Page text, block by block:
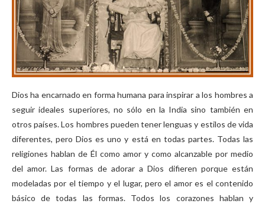
Dios ha encarnado en forma humana para inspirar a los hombres a
seguir ideales superiores, no sólo en la India sino también en
otros países. Los hombres pueden tener lenguas y estilos de vida
diferentes, pero Dios es uno y está en todas partes. Todas las
religiones hablan de Él como amor y como alcanzable por medio
del amor. Las formas de adorar a Dios difieren porque están
modeladas por el tiempo y el lugar, pero el amor es el contenido
básico de todas las formas. Todos los corazones hablan y